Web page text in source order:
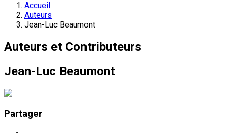
Accueil
Auteurs
Jean-Luc Beaumont
Auteurs et Contributeurs
Jean-Luc Beaumont
Partager